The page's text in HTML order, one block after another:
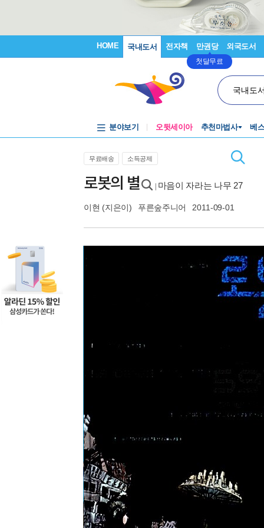
HOME 국내도서 전자책 만권당
첫달무료
외국도서
국내도
분야보기 오뒷세이아 추천마법사 베
무료배송 소득공제
로봇의 별 마음이 자라는 나무 27
이현 (지은이) 푸른숲주니어 2011-09-01